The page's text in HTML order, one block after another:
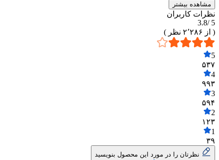
مشاهده بیشتر
نظرات کاربران
5 /
3.8
( از ۲٬۲۸۶ نظر )
5
۵۳۷
4
۹۹۳
3
۵۹۴
2
۱۲۳
1
۳۹
نظرتان را در مورد این محصول بنویسید